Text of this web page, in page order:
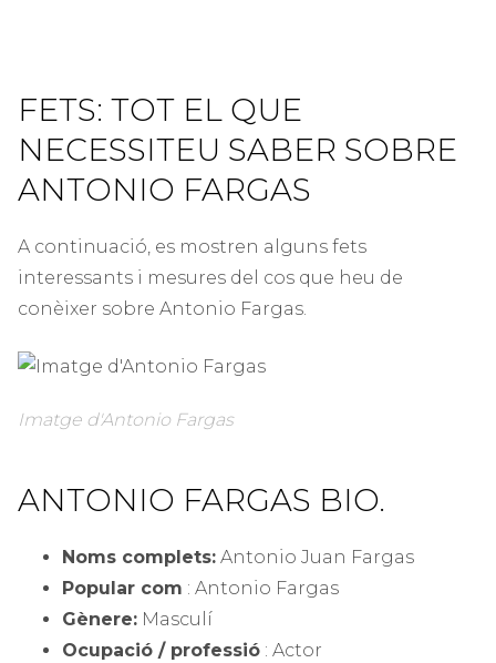
FETS: TOT EL QUE
NECESSITEU SABER SOBRE
ANTONIO FARGAS
A continuació, es mostren alguns fets
interessants i mesures del cos que heu de
conèixer sobre Antonio Fargas.
Imatge d'Antonio Fargas
ANTONIO FARGAS BIO.
Noms complets: Antonio Juan Fargas
Popular com : Antonio Fargas
Gènere: Masculí
Ocupació / professió : Actor